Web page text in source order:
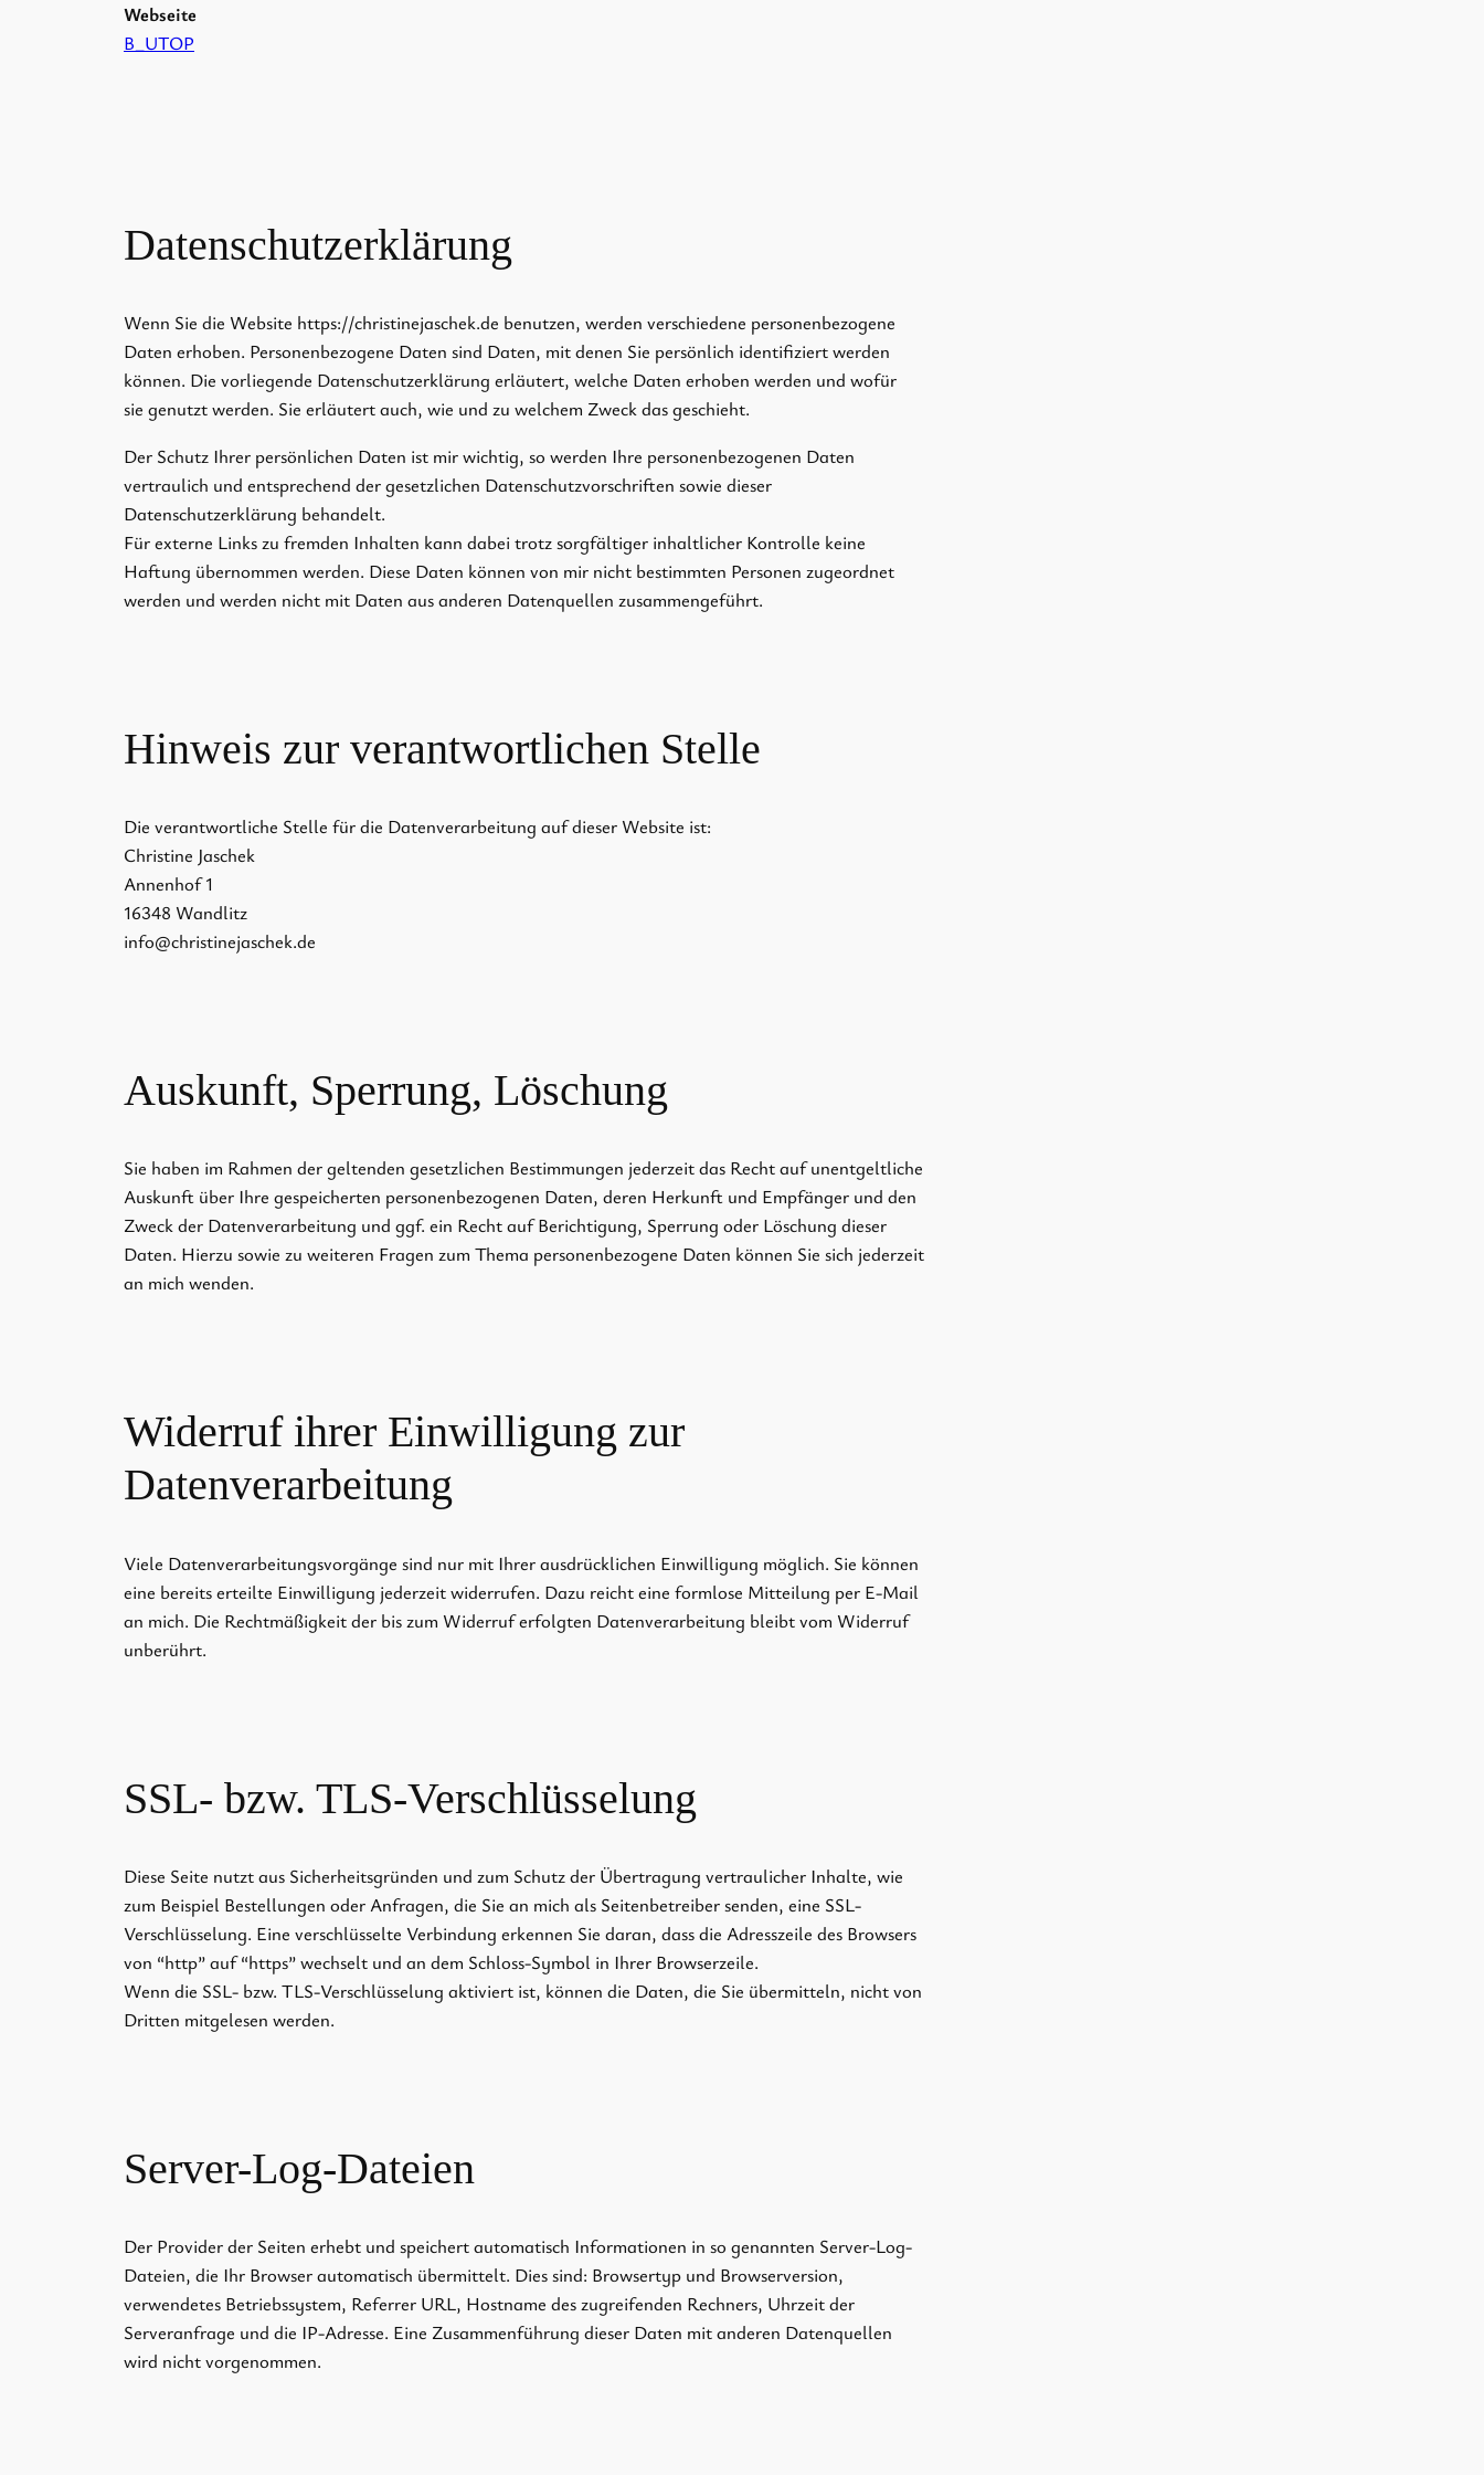
Webseite
B_UTOP
Datenschutzerklärung
Wenn Sie die Website https://christinejaschek.de benutzen, werden verschiedene personenbezogene
Daten erhoben. Personenbezogene Daten sind Daten, mit denen Sie persönlich identifiziert werden
können. Die vorliegende Datenschutzerklärung erläutert, welche Daten erhoben werden und wofür
sie genutzt werden. Sie erläutert auch, wie und zu welchem Zweck das geschieht.
Der Schutz Ihrer persönlichen Daten ist mir wichtig, so werden Ihre personenbezogenen Daten
vertraulich und entsprechend der gesetzlichen Datenschutzvorschriften sowie dieser
Datenschutzerklärung behandelt.
Für externe Links zu fremden Inhalten kann dabei trotz sorgfältiger inhaltlicher Kontrolle keine
Haftung übernommen werden. Diese Daten können von mir nicht bestimmten Personen zugeordnet
werden und werden nicht mit Daten aus anderen Datenquellen zusammengeführt.
Hinweis zur verantwortlichen Stelle
Die verantwortliche Stelle für die Datenverarbeitung auf dieser Website ist:
Christine Jaschek
Annenhof 1
16348 Wandlitz
info@christinejaschek.de
Auskunft, Sperrung, Löschung
Sie haben im Rahmen der geltenden gesetzlichen Bestimmungen jederzeit das Recht auf unentgeltliche
Auskunft über Ihre gespeicherten personenbezogenen Daten, deren Herkunft und Empfänger und den
Zweck der Datenverarbeitung und ggf. ein Recht auf Berichtigung, Sperrung oder Löschung dieser
Daten. Hierzu sowie zu weiteren Fragen zum Thema personenbezogene Daten können Sie sich jederzeit
an mich wenden.
Widerruf ihrer Einwilligung zur
Datenverarbeitung
Viele Datenverarbeitungsvorgänge sind nur mit Ihrer ausdrücklichen Einwilligung möglich. Sie können
eine bereits erteilte Einwilligung jederzeit widerrufen. Dazu reicht eine formlose Mitteilung per E-Mail
an mich. Die Rechtmäßigkeit der bis zum Widerruf erfolgten Datenverarbeitung bleibt vom Widerruf
unberührt.
SSL- bzw. TLS-Verschlüsselung
Diese Seite nutzt aus Sicherheitsgründen und zum Schutz der Übertragung vertraulicher Inhalte, wie
zum Beispiel Bestellungen oder Anfragen, die Sie an mich als Seitenbetreiber senden, eine SSL-
Verschlüsselung. Eine verschlüsselte Verbindung erkennen Sie daran, dass die Adresszeile des Browsers
von “http” auf “https” wechselt und an dem Schloss-Symbol in Ihrer Browserzeile.
Wenn die SSL- bzw. TLS-Verschlüsselung aktiviert ist, können die Daten, die Sie übermitteln, nicht von
Dritten mitgelesen werden.
Server-Log-Dateien
Der Provider der Seiten erhebt und speichert automatisch Informationen in so genannten Server-Log-
Dateien, die Ihr Browser automatisch übermittelt. Dies sind: Browsertyp und Browserversion,
verwendetes Betriebssystem, Referrer URL, Hostname des zugreifenden Rechners, Uhrzeit der
Serveranfrage und die IP-Adresse. Eine Zusammenführung dieser Daten mit anderen Datenquellen
wird nicht vorgenommen.